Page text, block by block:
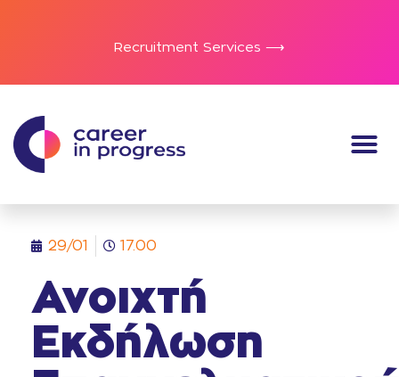
Recruitment Services ⟶
29/01 17.00
Ανοιχτή
Εκδήλωση